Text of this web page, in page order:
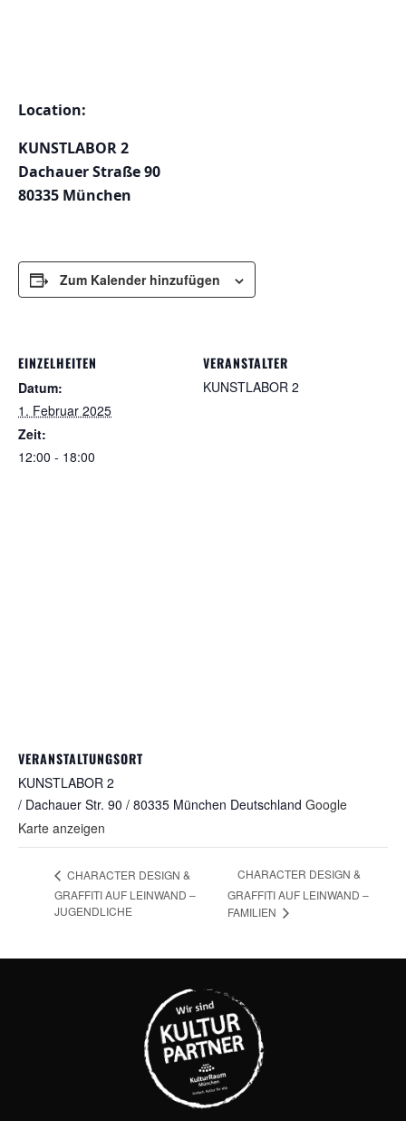
Location:
KUNSTLABOR 2
Dachauer Straße 90
80335 München
Zum Kalender hinzufügen
EINZELHEITEN
Datum:
1. Februar 2025
Zeit:
12:00 - 18:00
VERANSTALTER
KUNSTLABOR 2
VERANSTALTUNGSORT
KUNSTLABOR 2
/ Dachauer Str. 90 / 80335 München Deutschland Google
Karte anzeigen
CHARACTER DESIGN &
GRAFFITI AUF LEINWAND –
JUGENDLICHE
CHARACTER DESIGN &
GRAFFITI AUF LEINWAND –
FAMILIEN